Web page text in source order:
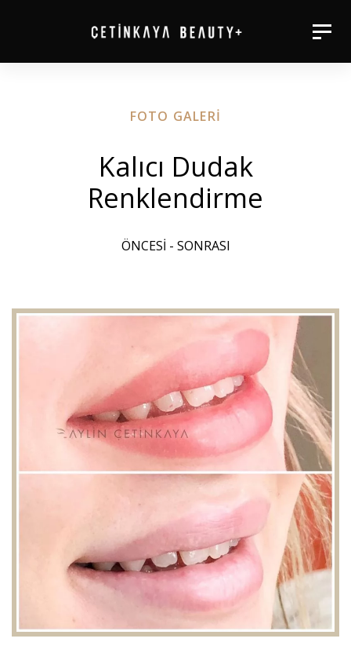
primary
FOTO GALERI
Kalıcı Dudak
Renklendirme
ÖNCESİ - SONRASI